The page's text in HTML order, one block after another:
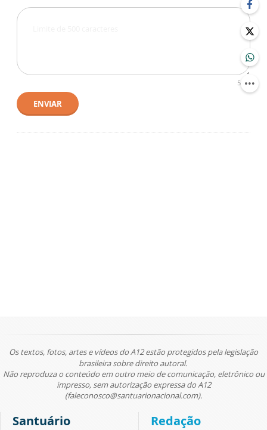
500
ENVIAR
Os textos, fotos, artes e vídeos do A12 estão protegidos pela legislação
brasileira sobre direito autoral.
Não reproduza o conteúdo em outro meio de comunicação, eletrônico ou
impresso, sem autorização expressa do A12
(faleconosco@santuarionacional.com).
Santuário Redação